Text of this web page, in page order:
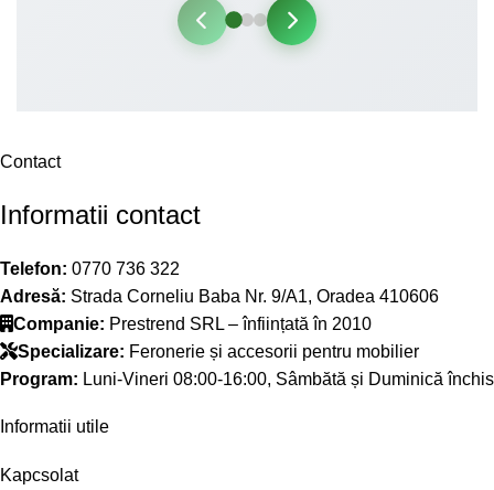
Contact
Informatii contact
Telefon: 0770 736 322
Adresă: Strada Corneliu Baba Nr. 9/A1, Oradea 410606
Companie: Prestrend SRL – înființată în 2010
Specializare: Feronerie și accesorii pentru mobilier
Program: Luni-Vineri 08:00-16:00, Sâmbătă și Duminică închis
Informatii utile
Kapcsolat